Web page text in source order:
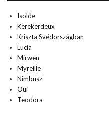
Isolde
Kerekerdeux
Kriszta Svédországban
Lucia
Mirwen
Myreille
Nimbusz
Oui
Teodora